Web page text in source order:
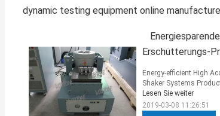
dynamic testing equipment online manufacture
Erschütterungs-
Energy-efficient High
Shaker Systems
Lesen Sie weiter
2019-03-08 11:26:51